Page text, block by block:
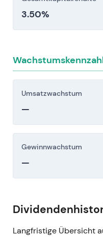
3.50%
Umsatzwachstum
—
Gewinnwachstum
—
Langfristige Übersicht